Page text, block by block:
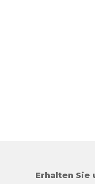
Erhalten Sie